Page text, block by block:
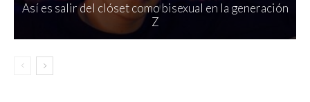
Así es salir del clóset como bisexual en la generación
Z